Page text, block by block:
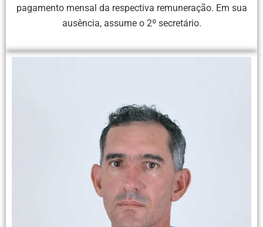
pagamento mensal da respectiva remuneração. Em sua
ausência, assume o 2º secretário.